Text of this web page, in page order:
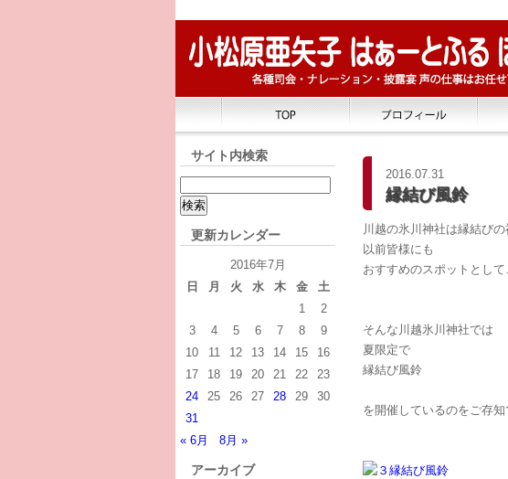
サイト内検索
更新カレンダー
2016年7月
日
月 火 水 木 金
土
1
2
3
4 5 6 7 8
9
10
11 12 13 14 15
16
17
18 19 20 21 22
23
24
25 26 27 28 29
30
31
« 6月
8月 »
アーカイブ
2016.07.31
縁結び風鈴
川越の氷川神社は縁結び
以前皆様にも
おすすめのスポットとして
そんな川越氷川神社では
夏限定で
縁結び風鈴
を開催しているのをご存知